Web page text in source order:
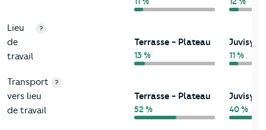
Lieu
de
travail
?
Terrasse - Plateau
13 %
Juvisy-
11 %
Transport
vers lieu
de travail
?
Terrasse - Plateau
52 %
Juvisy-
40 %